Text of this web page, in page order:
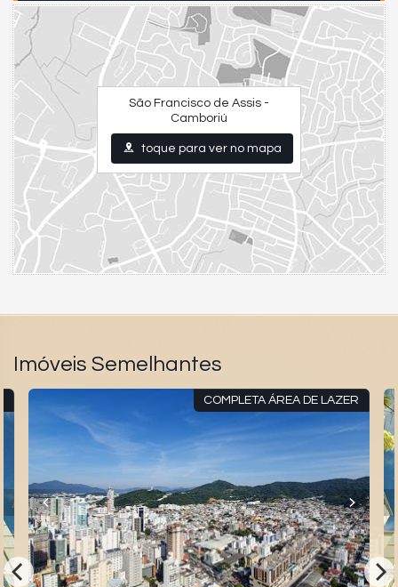
São Francisco de Assis -
Camboriú
toque para ver no mapa
Imóveis Semelhantes
COMPLETA ÁREA DE LAZER